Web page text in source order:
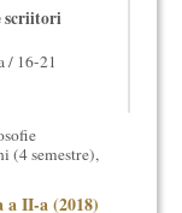
scriitori
/ 16-21
(4 semestre),
a II-a (2018)